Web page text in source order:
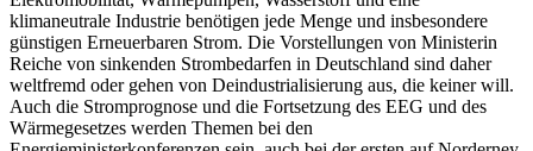
klimaneutrale Industrie benötigen jede Menge und insbesondere
günstigen Erneuerbaren Strom. Die Vorstellungen von Ministerin
Reiche von sinkenden Strombedarfen in Deutschland sind daher
weltfremd oder gehen von Deindustrialisierung aus, die keiner will.
Auch die Stromprognose und die Fortsetzung des EEG und des
Wärmegesetzes werden Themen bei den